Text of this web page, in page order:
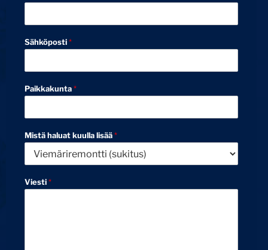
Sähköposti*
Paikkakunta*
Mistä haluat kuulla lisää*
Viesti*